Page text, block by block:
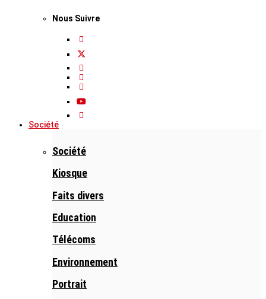
Nous Suivre
Société
Société
Kiosque
Faits divers
Education
Télécoms
Environnement
Portrait